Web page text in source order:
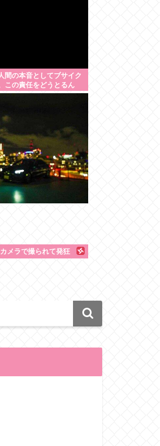
間の本音としてブサイク
この責任をどうとるん
メラで撮られて発狂